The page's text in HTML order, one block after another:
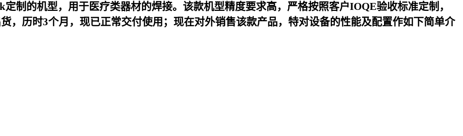
制的机型，用于医疗类器材的焊接。该款机型精度要求高，严格按照客户IOQE验收标准定制，
，历时3个月，现已正常交付使用；现在对外销售该款产品，特对设备的性能及配置作如下简单介